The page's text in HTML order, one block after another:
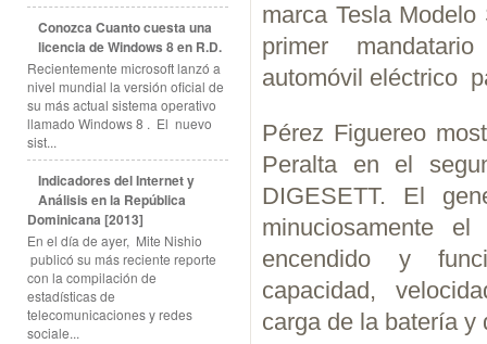
Conozca Cuanto cuesta una
licencia de Windows 8 en R.D.
Recientemente microsoft lanzó a
nivel mundial la versión oficial de
su más actual sistema operativo
llamado Windows 8 . El nuevo
sist...
Indicadores del Internet y
Análisis en la República
Dominicana [2013]
En el día de ayer, Mite Nishio
publicó su más reciente reporte
con la compilación de
estadísticas de
telecomunicaciones y redes
sociale...
marca Tesla
primer
automóvil eléctrico
Pérez Figuereo
Peralta en el
DIGESETT. El
minuciosamente
encendido y
capacidad,
carga de la batería